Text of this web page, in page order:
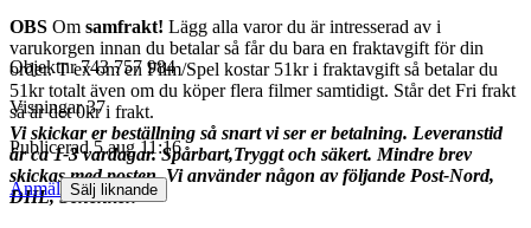
OBS Om samfrakt! Lägg alla varor du är intresserad av i
varukorgen innan du betalar så får du bara en fraktavgift för din
order. T ex om en Film/Spel kostar 51kr i fraktavgift så betalar du
51kr totalt även om du köper flera filmer samtidigt. Står det Fri frakt
så är det 0kr i frakt.
Vi skickar er beställning så snart vi ser er betalning. Leveranstid
är ca 1-3 vardagar. Spårbart,Tryggt och säkert. Mindre brev
skickas med posten. Vi använder någon av följande Post-Nord,
DHL, Schenker.
Objektnr 743 757 984
Visningar 37
Publicerad 5 aug 11:16
Anmäl Sälj liknande